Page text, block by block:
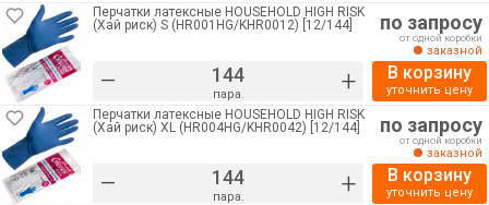
Перчатки латексные HOUSEHOLD HIGH RISK
(Хай риск) S (HR001HG/KHR0012) [12/144]
– пара. +
по запросу
от одной коробки
заказной
В корзину
уточнить цену
Перчатки латексные HOUSEHOLD HIGH RISK
(Хай риск) XL (HR004HG/KHR0042) [12/144]
– пара. +
по запросу
от одной коробки
заказной
В корзину
уточнить цену